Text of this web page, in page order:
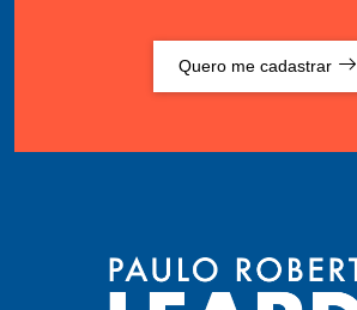
Quero me cadastrar